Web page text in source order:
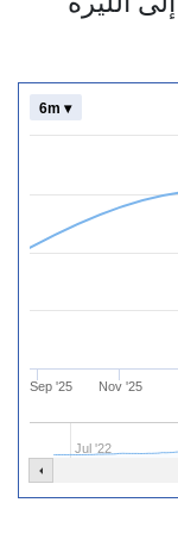
Sep '25 Nov '25
Jul '22
6m ▾